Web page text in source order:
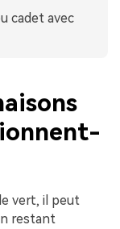
cadet avec
vert, il peut
restant